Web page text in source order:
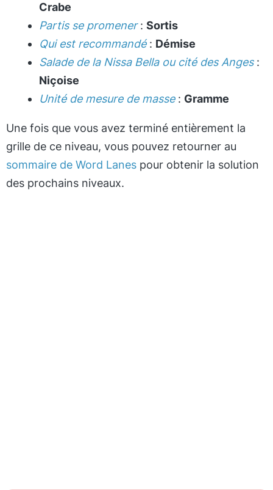
Crabe
Partis se promener: Sortis
Qui est recommandé: Démise
Salade de la Nissa Bella ou cité des Anges:
Niçoise
Unité de mesure de masse: Gramme
Une fois que vous avez terminé entièrement la
grille de ce niveau, vous pouvez retourner au
sommaire de Word Lanes pour obtenir la solution
des prochains niveaux.